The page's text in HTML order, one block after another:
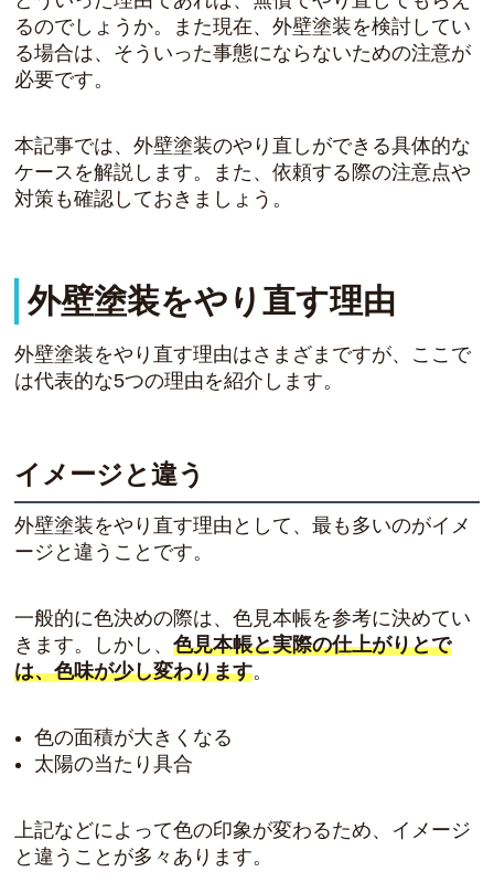
るのでしょうか。また現在、外壁塗装を検討してい
る場合は、そういった事態にならないための注意が
必要です。
本記事では、外壁塗装のやり直しができる具体的な
ケースを解説します。また、依頼する際の注意点や
対策も確認しておきましょう。
外壁塗装をやり直す理由
外壁塗装をやり直す理由はさまざまですが、ここで
は代表的な5つの理由を紹介します。
イメージと違う
外壁塗装をやり直す理由として、最も多いのがイメ
ージと違うことです。
一般的に色決めの際は、色見本帳を参考に決めてい
きます。しかし、色見本帳と実際の仕上がりとで
は、色味が少し変わります。
色の面積が大きくなる
太陽の当たり具合
上記などによって色の印象が変わるため、イメージ
と違うことが多々あります。